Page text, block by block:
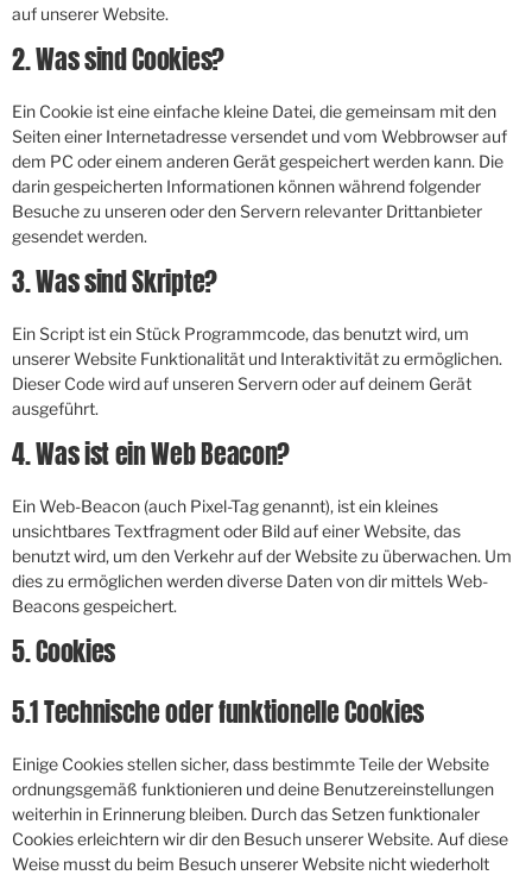
auf unserer Website.
2. Was sind Cookies?
Ein Cookie ist eine einfache kleine Datei, die gemeinsam mit den
Seiten einer Internetadresse versendet und vom Webbrowser auf
dem PC oder einem anderen Gerät gespeichert werden kann. Die
darin gespeicherten Informationen können während folgender
Besuche zu unseren oder den Servern relevanter Drittanbieter
gesendet werden.
3. Was sind Skripte?
Ein Script ist ein Stück Programmcode, das benutzt wird, um
unserer Website Funktionalität und Interaktivität zu ermöglichen.
Dieser Code wird auf unseren Servern oder auf deinem Gerät
ausgeführt.
4. Was ist ein Web Beacon?
Ein Web-Beacon (auch Pixel-Tag genannt), ist ein kleines
unsichtbares Textfragment oder Bild auf einer Website, das
benutzt wird, um den Verkehr auf der Website zu überwachen. Um
dies zu ermöglichen werden diverse Daten von dir mittels Web-
Beacons gespeichert.
5. Cookies
5.1 Technische oder funktionelle Cookies
Einige Cookies stellen sicher, dass bestimmte Teile der Website
ordnungsgemäß funktionieren und deine Benutzereinstellungen
weiterhin in Erinnerung bleiben. Durch das Setzen funktionaler
Cookies erleichtern wir dir den Besuch unserer Website. Auf diese
Weise musst du beim Besuch unserer Website nicht wiederholt